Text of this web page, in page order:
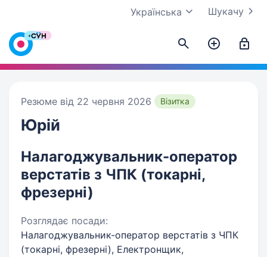
Шукачу
Українська
Резюме від 22 червня 2026 Візитка
Юрій
Налагоджувальник-оператор
верстатів з ЧПК (токарні,
фрезерні)
Розглядає посади:
Налагоджувальник-оператор верстатів з ЧПК
(токарні, фрезерні), Електронщик,